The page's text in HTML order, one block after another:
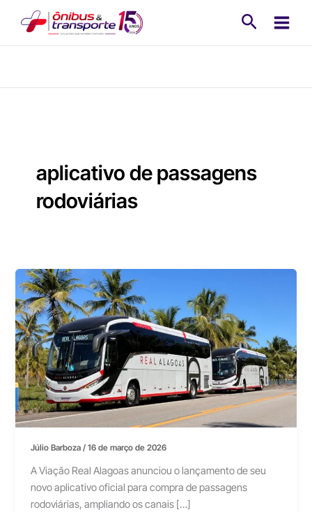
aplicativo de passagens
rodoviárias
Júlio Barboza/16 de março de 2026
A Viação Real Alagoas anunciou o lançamento de seu
novo aplicativo oficial para compra de passagens
rodoviárias, ampliando os canais […]